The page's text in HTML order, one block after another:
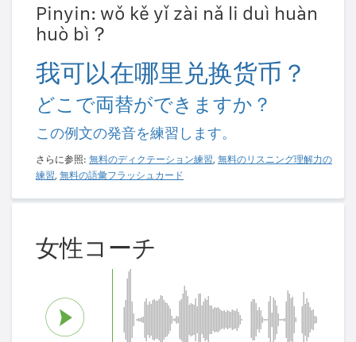
Pinyin: wǒ kě yǐ zài nǎ li duì huàn
huò bì？
我可以在哪里兑换货币？
どこで両替ができますか？
この例文の発音を練習します。
さらに参照: 無料のディクテーション練習, 無料のリスニング理解力の
練習, 無料の語彙フラッシュカード
女性コーチ